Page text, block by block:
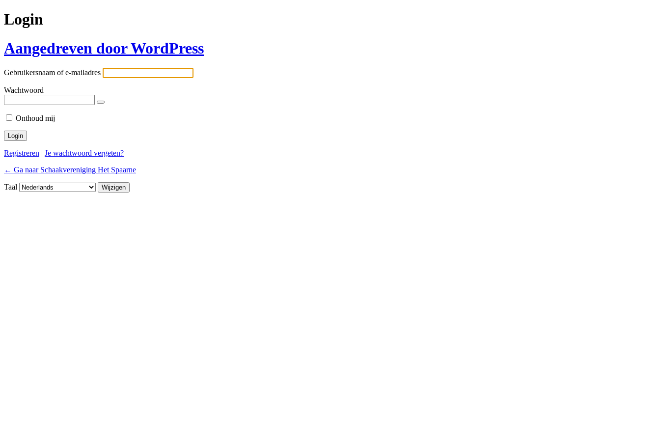
Login
Aangedreven door WordPress
Gebruikersnaam of e-mailadres
Wachtwoord
Onthoud mij
Registreren | Je wachtwoord vergeten?
← Ga naar Schaakvereniging Het Spaarne
Taal